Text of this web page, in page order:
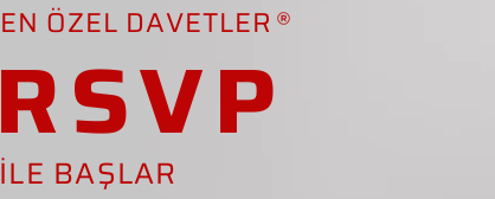
EN ÖZEL DAVETLER
RSVP
İLE BAŞLAR